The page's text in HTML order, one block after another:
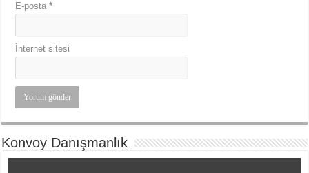
E-posta*
İnternet sitesi
Konvoy Danışmanlık